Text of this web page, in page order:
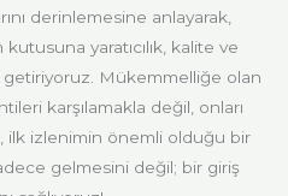
derinlemesine anlayarak,
yaratıcılık, kalite ve
Mükemmelliğe olan
karşılamakla değil, onları
ilk izlenimin önemli olduğu bir
gelmesini değil; bir giriş